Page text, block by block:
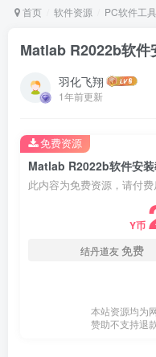
首页 软件资源 PC软件工具
Matlab R2022b软件
羽化飞翔
1年前更新
Matlab R2022b软件安
此内容为免费资源，请付
Y币
结丹道友免费
本站资源均为
赞助不支持退
免费资源